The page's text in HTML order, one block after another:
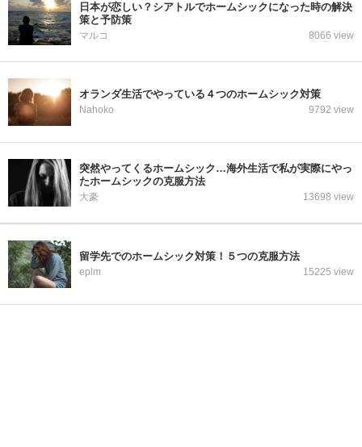
日本が恋しい？シアトルでホームシックになった時の解決
策と予防策
マルコ 8066 view
オランダ生活でやっている４つのホームシック対策
Nahoko 9792 view
突然やってくるホームシック…海外生活で私が実際にやっ
たホームシックの克服方法
大豪 13698 view
留学先でのホームシック対策！５つの克服方法
eplm 15225 view